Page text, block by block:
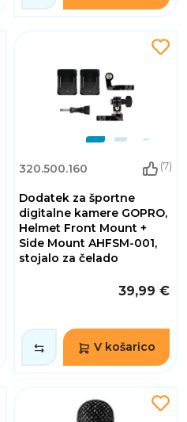
320.500.160 (7)
Dodatek za športne
digitalne kamere GOPRO,
Helmet Front Mount +
Side Mount AHFSM-001,
stojalo za čelado
39,99 €
V košarico